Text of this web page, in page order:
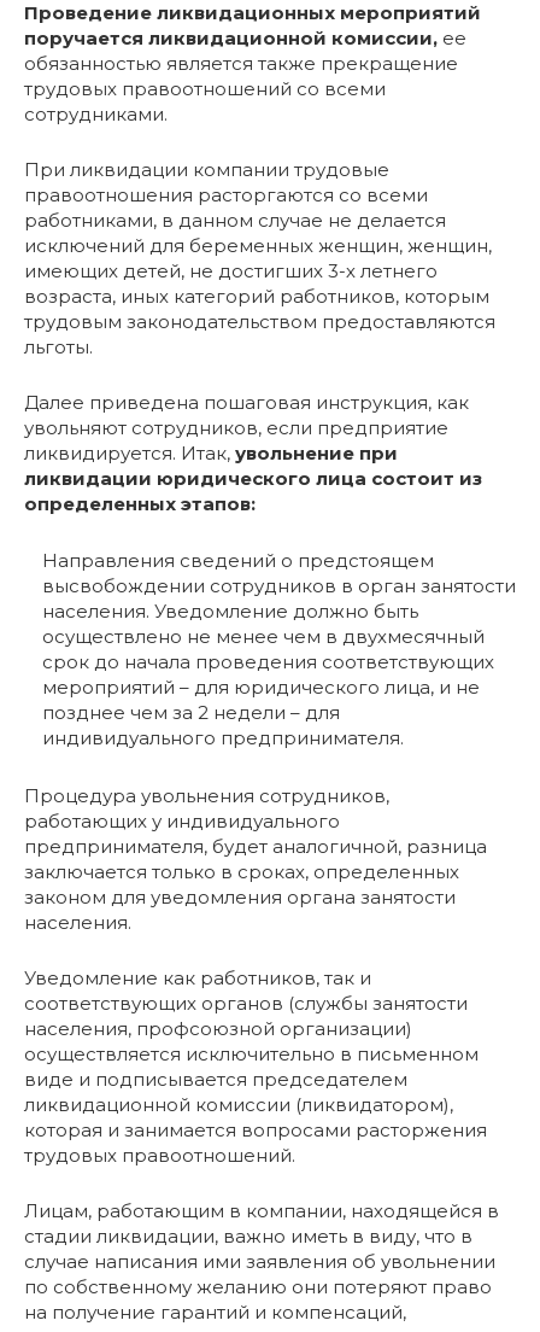
Проведение ликвидационных мероприятий
поручается ликвидационной комиссии, ее
обязанностью является также прекращение
трудовых правоотношений со всеми
сотрудниками.
При ликвидации компании трудовые
правоотношения расторгаются со всеми
работниками, в данном случае не делается
исключений для беременных женщин, женщин,
имеющих детей, не достигших 3-х летнего
возраста, иных категорий работников, которым
трудовым законодательством предоставляются
льготы.
Далее приведена пошаговая инструкция, как
увольняют сотрудников, если предприятие
ликвидируется. Итак, увольнение при
ликвидации юридического лица состоит из
определенных этапов:
Направления сведений о предстоящем
высвобождении сотрудников в орган занятости
населения. Уведомление должно быть
осуществлено не менее чем в двухмесячный
срок до начала проведения соответствующих
мероприятий – для юридического лица, и не
позднее чем за 2 недели – для
индивидуального предпринимателя.
Процедура увольнения сотрудников,
работающих у индивидуального
предпринимателя, будет аналогичной, разница
заключается только в сроках, определенных
законом для уведомления органа занятости
населения.
Уведомление как работников, так и
соответствующих органов (службы занятости
населения, профсоюзной организации)
осуществляется исключительно в письменном
виде и подписывается председателем
ликвидационной комиссии (ликвидатором),
которая и занимается вопросами расторжения
трудовых правоотношений.
Лицам, работающим в компании, находящейся в
стадии ликвидации, важно иметь в виду, что в
случае написания ими заявления об увольнении
по собственному желанию они потеряют право
на получение гарантий и компенсаций,